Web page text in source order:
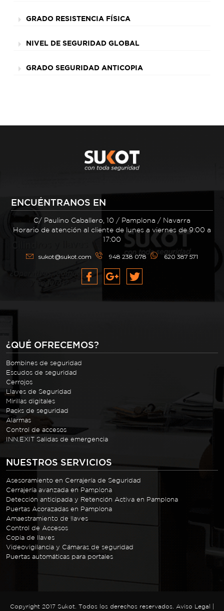
GRADO RESISTENCIA FÍSICA
NIVEL DE SEGURIDAD GLOBAL
GRADO SEGURIDAD ANTICOPIA
ENCUÉNTRANOS EN
C/ Paulino Caballero, 10 / Pamplona / Navarra
Horario de atención al cliente de lunes a viernes de 9:00 a
17:00
sukot@sukot.com 948 238 078 620 387 571
¿QUÉ OFRECEMOS?
Bombines de seguridad
Escudos de seguridad
Cerrojos
Llaves de Seguridad
Mirillas digitales
Packs de seguridad
Alarmas
Control de accesos
INN.EXIT Salidas de emergencia
NUESTROS SERVICIOS
Asesoramiento en Cerrajería de Seguridad
Cerrajería avanzada en Pamplona
Detección anticipada y Retención Activa en Pamplona
Puertas Acorazadas en Pamplona
Amaestramiento de llaves
Control de Accesos
Copia de llaves
Videovigilancia y Cámaras de seguridad
Puertas automáticas para portales
Copyright 2017 Sukot. Todos los derechos reservados. Aviso Legal